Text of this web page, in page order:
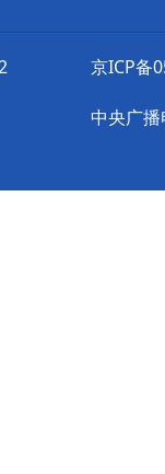
京ICP备
中央广